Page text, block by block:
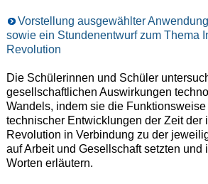
Vorstellung ausgewählter
sowie ein Stundenentwurf zum Thema
Revolution
Die Schülerinnen und Schüler
gesellschaftlichen Auswirkungen
Wandels, indem sie die
technischer Entwicklungen der Zeit der
Revolution in Verbindung zu der
auf Arbeit und Gesellschaft setzten und
Worten erläutern.